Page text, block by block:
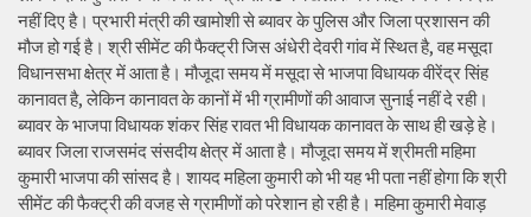
नहीं दिए है। प्रभारी मंत्री की खामोशी से ब्यावर के पुलिस और जिला प्रशासन की
मौज हो गई है। श्री सीमेंट की फैक्ट्री जिस अंधेरी देवरी गांव में स्थित है, वह मसूदा
विधानसभा क्षेत्र में आता है। मौजूदा समय में मसूदा से भाजपा विधायक वीरेंद्र सिंह
कानावत है, लेकिन कानावत के कानों में भी ग्रामीणों की आवाज सुनाई नहीं दे रही।
ब्यावर के भाजपा विधायक शंकर सिंह रावत भी विधायक कानावत के साथ ही खड़े हे।
ब्यावर जिला राजसमंद संसदीय क्षेत्र में आता है। मौजूदा समय में श्रीमती महिमा
कुमारी भाजपा की सांसद है। शायद महिला कुमारी को भी यह भी पता नहीं होगा कि श्री
सीमेंट की फैक्ट्री की वजह से ग्रामीणों को परेशान हो रही है। महिमा कुमारी मेवाड़